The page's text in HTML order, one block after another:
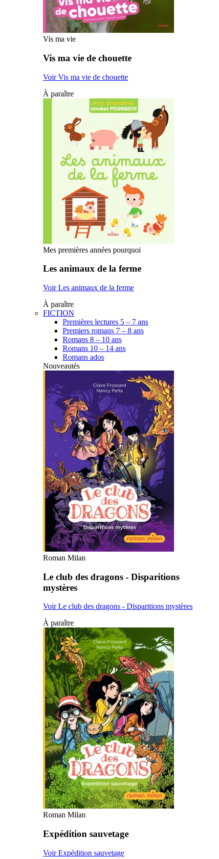
Vis ma vie
Vis ma vie de chouette
Voir Vis ma vie de chouette
À paraître
Mes premières années pourquoi
Les animaux de la ferme
Voir Les animaux de la ferme
À paraître
FICTION
Premières lectures 5 – 7 ans
Premiers romans 7 – 8 ans
Romans 8 – 10 ans
Romans 10 – 14 ans
Romans ados
Nouveautés
Roman Milan
Le club des dragons - Disparitions
mystères
Voir Le club des dragons - Disparitions mystères
À paraître
Roman Milan
Expédition sauvetage
Voir Expédition sauvetage